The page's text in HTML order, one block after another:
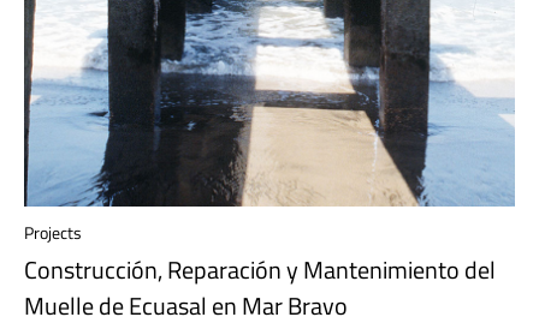
Projects
Construcción, Reparación y Mantenimiento del
Muelle de Ecuasal en Mar Bravo